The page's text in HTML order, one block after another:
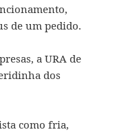
de um pedido.
a URA de
dos
como fria,